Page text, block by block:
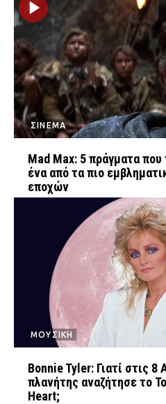
ΣΙΝΕΜΑ
Mad Max: 5 πράγματα που
ένα από τα πιο
εποχών
ΜΟΥΣΙΚΗ
Βοnnie Tyler: Γιατί στις 8
πλανήτης αναζήτησε το
Heart;